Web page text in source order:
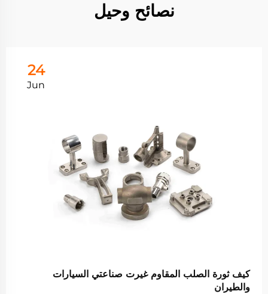
نصائح وحيل
24
Jun
كيف ثورة الصلب المقاوم غيرت صناعتي السيارات
والطيران